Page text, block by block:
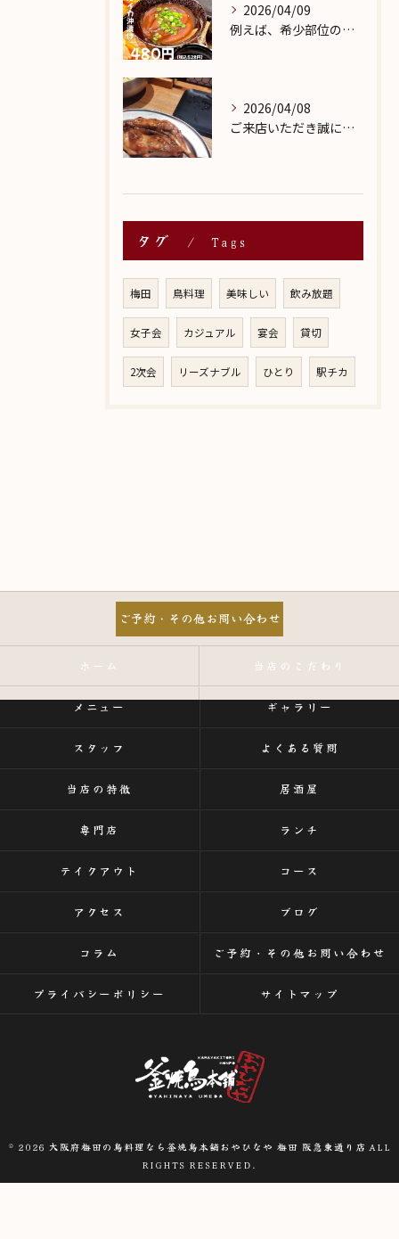
2026/04/09
例えば、希少部位の串を試したり、季節限定の地酒を味わったりす...
2026/04/08
ご来店いただき誠にありがとうございます。
タグ Tags
梅田 鳥料理 美味しい 飲み放題
女子会 カジュアル 宴会 貸切
2次会 リーズナブル ひとり 駅チカ
ご予約・その他お問い合わせ
ホーム 当店のこだわり
メニュー ギャラリー
スタッフ よくある質問
当店の特徴 居酒屋
専門店 ランチ
テイクアウト コース
アクセス ブログ
コラム ご予約・その他お問い合わせ
プライバシーポリシー サイトマップ
© 2026 大阪府梅田の鳥料理なら釜焼鳥本舗おやひなや 梅田 阪急東通り店 ALL
RIGHTS RESERVED.